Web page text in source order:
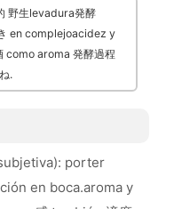
野生levadura発酵
en complejoacidez y
como aroma 発酵過程
.
porter
en boca.aroma y